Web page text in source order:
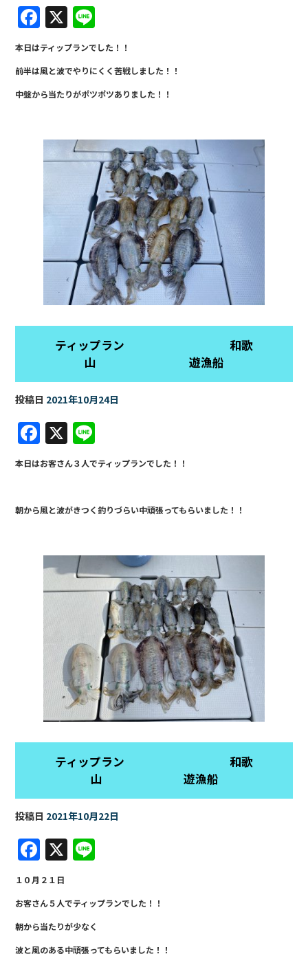
F
a
c
e
b
o
k
X
n
e
本日はティップランでした！！
前半は風と波でやりにくく苦戦しました！！
中盤から当たりがポツポツありました！！
ティップラン 和歌
山 遊漁船
投稿日 2021年10月24日
F
a
c
e
b
o
k
X
n
e
本日はお客さん３人でティップランでした！！
朝から風と波がきつく釣りづらい中頑張ってもらいました！！
ティップラン 和歌
山 遊漁船
投稿日 2021年10月22日
F
a
c
e
b
o
X
e
１０月２１日
お客さん５人でティップランでした！！
朝から当たりが少なく
波と風のある中頑張ってもらいました！！